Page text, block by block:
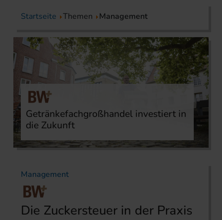
Startseite Themen Management
Getränkefachgroßhandel investiert in
die Zukunft
Management
Die Zuckersteuer in der Praxis